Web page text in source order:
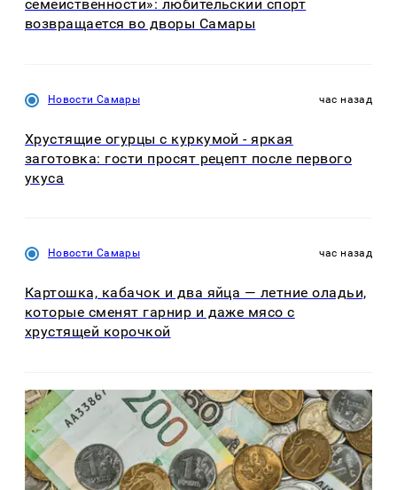
семейственности»: любительский спорт
возвращается во дворы Самары
Новости Самары час назад
Хрустящие огурцы с куркумой - яркая
заготовка: гости просят рецепт после первого
укуса
Новости Самары час назад
Картошка, кабачок и два яйца — летние оладьи,
которые сменят гарнир и даже мясо с
хрустящей корочкой